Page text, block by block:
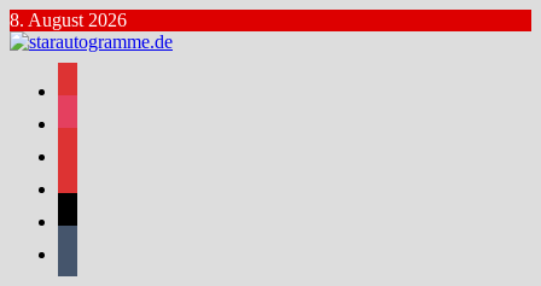
Zum
Inhalt
springen
8. August 2026